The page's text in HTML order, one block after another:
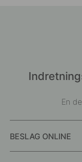
En
BESLAG ONLINE